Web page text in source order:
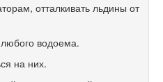
отталкивать льдины от
водоема.
на них.